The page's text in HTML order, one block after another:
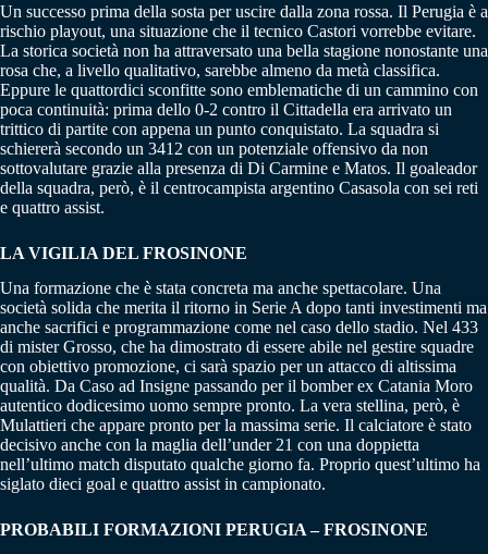
Un successo prima della sosta per uscire dalla zona rossa. Il Perugia è a
rischio playout, una situazione che il tecnico Castori vorrebbe evitare.
La storica società non ha attraversato una bella stagione nonostante una
rosa che, a livello qualitativo, sarebbe almeno da metà classifica.
Eppure le quattordici sconfitte sono emblematiche di un cammino con
poca continuità: prima dello 0-2 contro il Cittadella era arrivato un
trittico di partite con appena un punto conquistato. La squadra si
schiererà secondo un 3412 con un potenziale offensivo da non
sottovalutare grazie alla presenza di Di Carmine e Matos. Il goaleador
della squadra, però, è il centrocampista argentino Casasola con sei reti
e quattro assist.
LA VIGILIA DEL FROSINONE
Una formazione che è stata concreta ma anche spettacolare. Una
società solida che merita il ritorno in Serie A dopo tanti investimenti ma
anche sacrifici e programmazione come nel caso dello stadio. Nel 433
di mister Grosso, che ha dimostrato di essere abile nel gestire squadre
con obiettivo promozione, ci sarà spazio per un attacco di altissima
qualità. Da Caso ad Insigne passando per il bomber ex Catania Moro
autentico dodicesimo uomo sempre pronto. La vera stellina, però, è
Mulattieri che appare pronto per la massima serie. Il calciatore è stato
decisivo anche con la maglia dell’under 21 con una doppietta
nell’ultimo match disputato qualche giorno fa. Proprio quest’ultimo ha
siglato dieci goal e quattro assist in campionato.
PROBABILI FORMAZIONI PERUGIA – FROSINONE